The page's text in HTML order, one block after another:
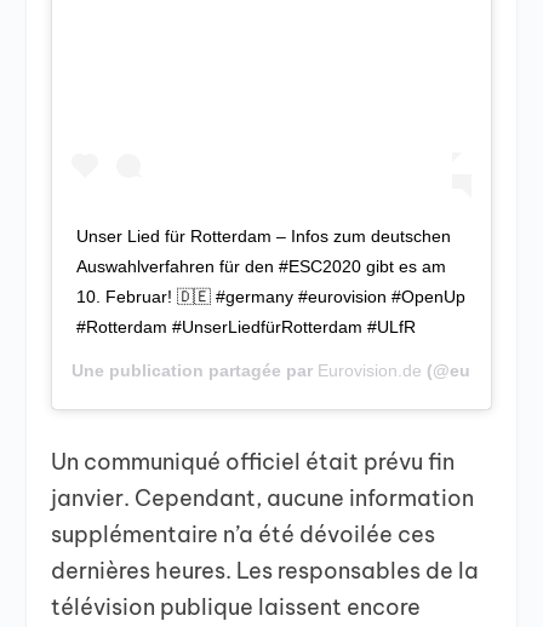
Unser Lied für Rotterdam – Infos zum deutschen
Auswahlverfahren für den #ESC2020 gibt es am
10. Februar! 🇩🇪 #germany #eurovision #OpenUp
#Rotterdam #UnserLiedfürRotterdam #ULfR
Une publication partagée par Eurovision.de
Un communiqué officiel était prévu fin
janvier. Cependant, aucune information
supplémentaire n’a été dévoilée ces
dernières heures. Les responsables de la
télévision publique laissent encore